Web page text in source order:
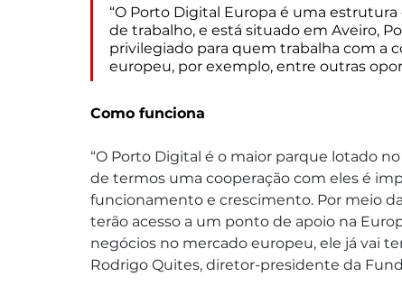
“O Porto Digital Europa é uma
de trabalho, e está situado em Aveiro,
privilegiado para quem trabalha com a
europeu, por exemplo, entre outras
Como funciona
“O Porto Digital é o maior parque lotado
de termos uma cooperação com eles é
funcionamento e crescimento. Por meio
terão acesso a um ponto de apoio na
negócios no mercado europeu, ele já vai
Rodrigo Quites, diretor-presidente da